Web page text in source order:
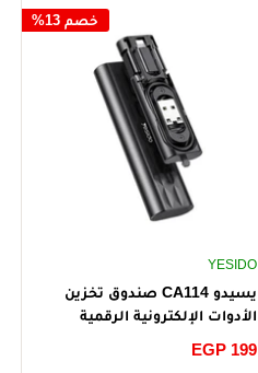
خصم 13%
YESIDO
يسيدو CA114 صندوق تخزين
الأدوات الإلكترونية الرقمية
أسود
سعر
EGP 199